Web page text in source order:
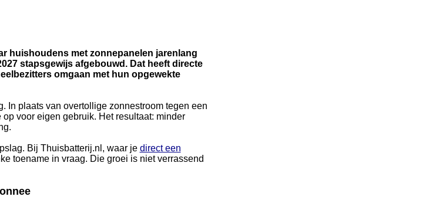
huishoudens met zonnepanelen jarenlang
stapsgewijs afgebouwd. Dat heeft directe
omgaan met hun opgewekte
In plaats van overtollige zonnestroom tegen een
voor eigen gebruik. Het resultaat: minder
Bij Thuisbatterij.nl, waar je direct een
toename in vraag. Die groei is niet verrassend